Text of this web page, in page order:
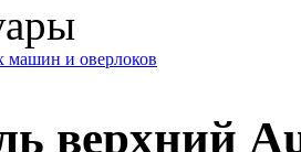
и оверлоков
верхний